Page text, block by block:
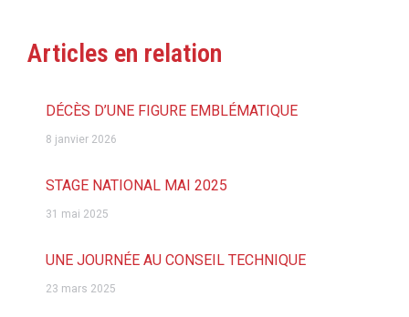
Articles en relation
DÉCÈS D’UNE FIGURE EMBLÉMATIQUE
8 janvier 2026
STAGE NATIONAL MAI 2025
31 mai 2025
UNE JOURNÉE AU CONSEIL TECHNIQUE
23 mars 2025